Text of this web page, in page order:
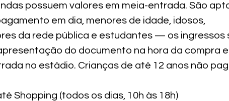
possuem valores em meia-entrada. São
em dia, menores de idade, idosos,
da rede pública e estudantes — os ingressos
do documento na hora da compra e
no estádio. Crianças de até 12 anos não
Shopping (todos os dias, 10h às 18h)